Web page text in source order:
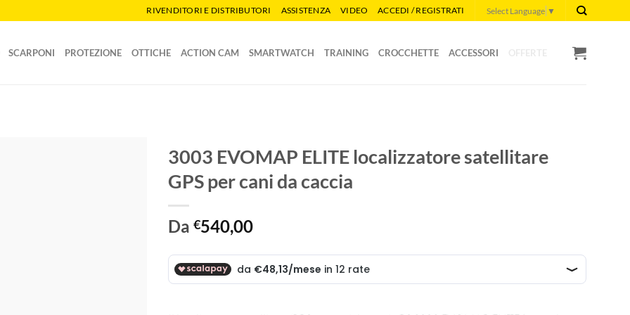
RIVENDITORI E DISTRIBUTORI ASSISTENZA VIDEO ACCEDI / REGISTRATI Select Language ▼
SCARPONI PROTEZIONE OTTICHE ACTION CAM SMARTWATCH TRAINING CROCCHETTE ACCESSORI
3003 EVOMAP ELITE localizzatore satellitare
GPS per cani da caccia
Da €540,00